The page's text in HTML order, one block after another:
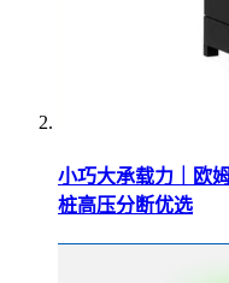
小巧大承载力｜欧
桩高压分断优选